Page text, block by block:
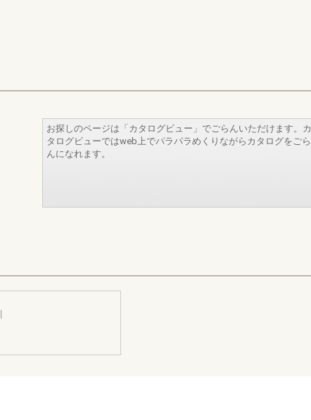
お探しのページは「カタログビュー」でごらんいただけます。カ
タログビューではweb上でパラパラめくりながらカタログをごら
んになれます。